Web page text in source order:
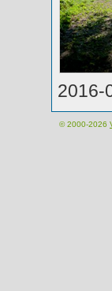
2016-
© 2000-2026